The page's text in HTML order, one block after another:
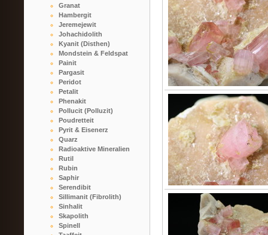
Granat
Hambergit
Jeremejewit
Johachidolith
Kyanit (Disthen)
Mondstein & Feldspat
Painit
Pargasit
Peridot
Petalit
Phenakit
Pollucit (Polluzit)
Poudretteit
Pyrit & Eisenerz
Quarz
Radioaktive Mineralien
Rutil
Rubin
Saphir
Serendibit
Sillimanit (Fibrolith)
Sinhalit
Skapolith
Spinell